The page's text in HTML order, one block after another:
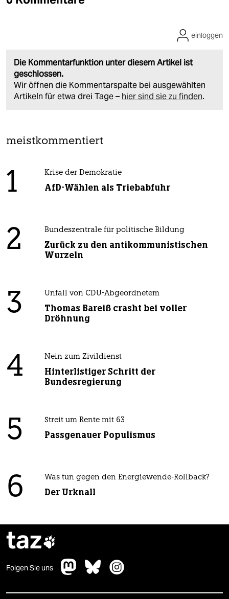
Die Kommentarfunktion unter diesem Artikel ist
geschlossen.
Wir öffnen die Kommentarspalte bei ausgewählten
Artikeln für etwa drei Tage – hier sind sie zu finden.
einloggen
meistkommentiert
1 Krise der Demokratie
AfD-Wählen als Triebabfuhr
2 Bundeszentrale für politische Bildung
Zurück zu den antikommunistischen
Wurzeln
3 Unfall von CDU-Abgeordnetem
Thomas Bareiß crasht bei voller
Dröhnung
4 Nein zum Zivildienst
Hinterlistiger Schritt der
Bundesregierung
5 Streit um Rente mit 63
Passgenauer Populismus
6 Was tun gegen den Energiewende-Rollback?
Der Urknall
taz
Folgen Sie uns